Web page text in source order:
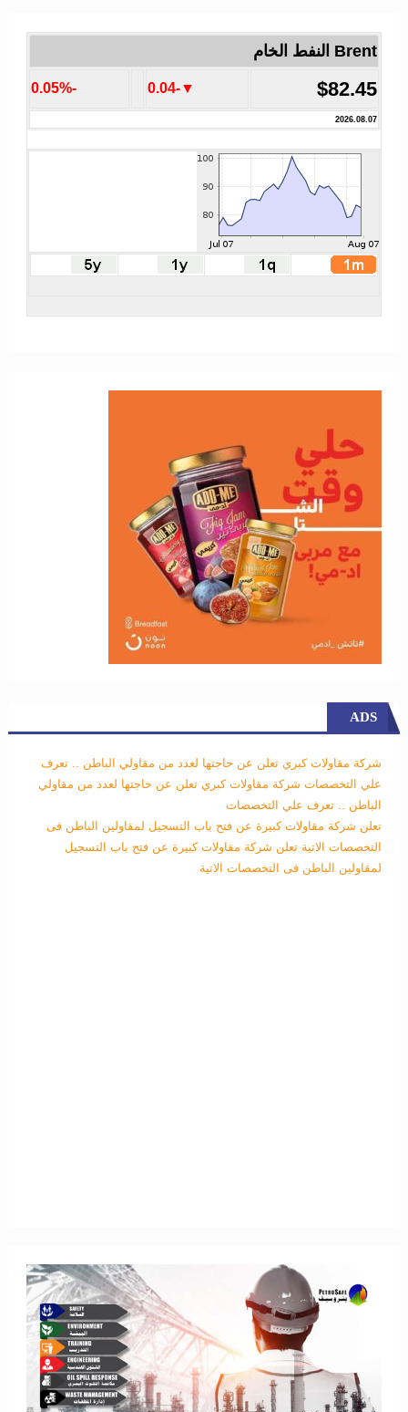
Brent النفط الخام
$82.45
▼-0.04
-0.05%
2026.08.07
ADS
شركة مقاولات كبري تعلن عن حاجتها لعدد من مقاولي الباطن .. تعرف
علي التخصصات شركة مقاولات كبري تعلن عن حاجتها لعدد من مقاولي
الباطن .. تعرف علي التخصصات
تعلن شركة مقاولات كبيرة عن فتح باب التسجيل لمقاولين الباطن فى
التخصصات الاتية تعلن شركة مقاولات كبيرة عن فتح باب التسجيل
لمقاولين الباطن فى التخصصات الاتية